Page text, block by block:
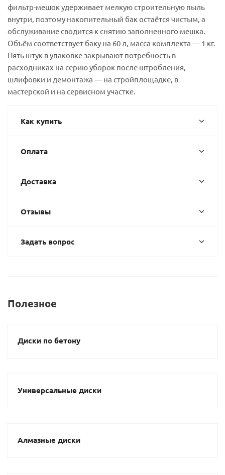
фильтр-мешок удерживает мелкую строительную пыль
внутри, поэтому накопительный бак остаётся чистым, а
обслуживание сводится к снятию заполненного мешка.
Объём соответствует баку на 60 л, масса комплекта — 1 кг.
Пять штук в упаковке закрывают потребность в
расходниках на серию уборок после штробления,
шлифовки и демонтажа — на стройплощадке, в
мастерской и на сервисном участке.
Как купить
Оплата
Доставка
Отзывы
Задать вопрос
Полезное
Диски по бетону
Универсальные диски
Алмазные диски